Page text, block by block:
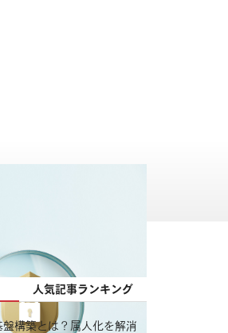
人気記事ランキング
構築とは？属人化を解消